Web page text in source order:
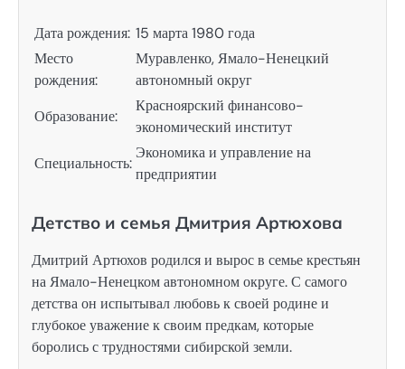
Дата рождения: 15 марта 1980 года
Место
рождения:
Муравленко, Ямало-Ненецкий
автономный округ
Образование:
Красноярский финансово-
экономический институт
Специальность:
Экономика и управление на
предприятии
Детство и семья Дмитрия Артюхова
Дмитрий Артюхов родился и вырос в семье крестьян
на Ямало-Ненецком автономном округе. С самого
детства он испытывал любовь к своей родине и
глубокое уважение к своим предкам, которые
боролись с трудностями сибирской земли.